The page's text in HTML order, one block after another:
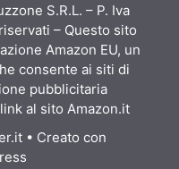
S.R.L. – P. Iva
– Questo sito
Amazon EU, un
consente ai siti di
pubblicitaria
al sito Amazon.it
• Creato con